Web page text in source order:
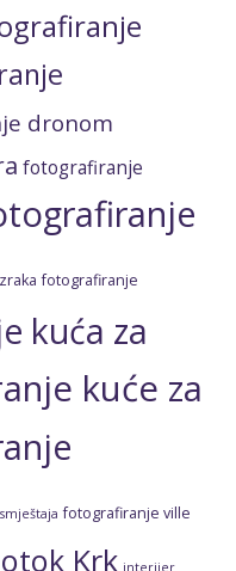
dronom
fotografiranje
fotografiranje
kuća za
kuće za
fotografiranje ville
Krk interijer